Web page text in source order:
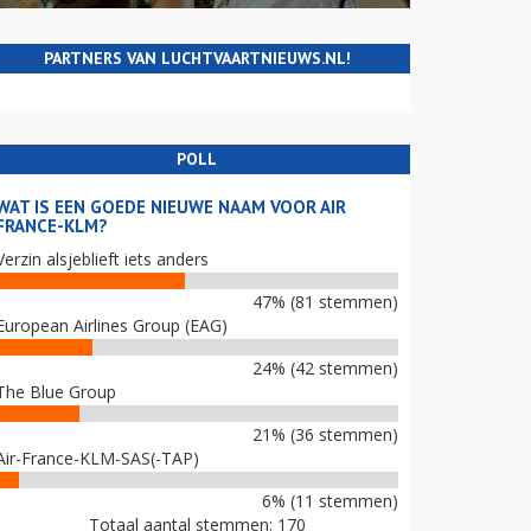
PARTNERS VAN LUCHTVAARTNIEUWS.NL!
POLL
IS EEN GOEDE NIEUWE NAAM VOOR AIR
KLM?
alsjeblieft iets anders
47% (81 stemmen)
Airlines Group (EAG)
24% (42 stemmen)
Blue Group
21% (36 stemmen)
France-KLM-SAS(-TAP)
6% (11 stemmen)
Totaal aantal stemmen: 170